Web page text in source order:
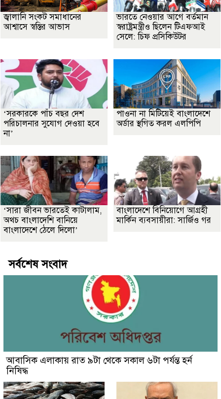
জ্বালানি সংকট সমাধানের
আশ্বাসে স্বস্তির আভাস
ভারতে নেওয়ার আগে বর্তমান
স্বরাষ্ট্রমন্ত্রীও ছিলেন টিএফআই
সেলে: চিফ প্রসিকিউটর
‘সরকারকে পাঁচ বছর দেশ
পরিচালনার সুযোগ দেওয়া হবে
না’
পাওনা না মিটিয়েই বাংলাদেশে
অর্ডার স্থগিত করল এলপিপি
‘সারা জীবন ভারতেই কাটালাম,
অথচ বাংলাদেশি বানিয়ে
বাংলাদেশে ঠেলে দিলো’
বাংলাদেশে বিনিয়োগে আগ্রহী
মার্কিন ব্যবসায়ীরা: সার্জিও গর
সর্বশেষ সংবাদ
আবাসিক এলাকায় রাত ৯টা থেকে সকাল ৬টা পর্যন্ত হর্ন
নিষিদ্ধ